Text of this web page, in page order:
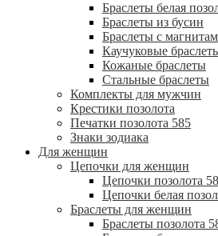
Браслеты белая
Браслеты из бусин
Браслеты с
Каучуковые
Кожаные браслеты
Стальные браслеты
Комплекты для мужчин
Крестики позолота
Печатки позолота 585
Знаки зодиака
Для женщин
Цепочки для женщин
Цепочки позолота
Цепочки белая
Браслеты для женщин
Браслеты позолота